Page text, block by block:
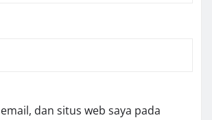
dan situs web saya pada